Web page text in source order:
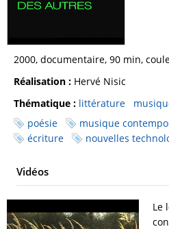
2000, documentaire, 90 min,
Réalisation : Hervé Nisic
Thématique : littérature
poésie
musique
écriture
nouvelles
Vidéos
Le